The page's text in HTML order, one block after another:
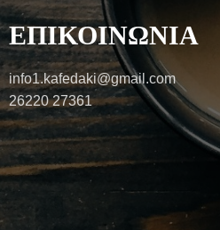
ΕΠΙΚΟΙΝΩΝΙΑ
info1.kafedaki@gmail.com
26220 27361